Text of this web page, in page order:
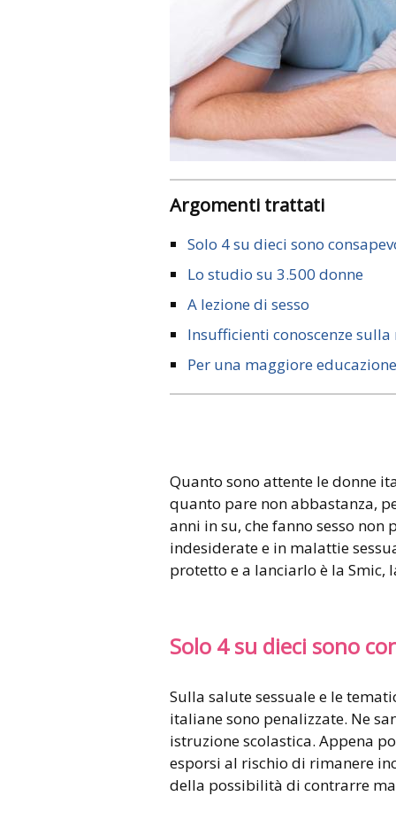
Argomenti trattati
Solo 4 su dieci sono
Lo studio su 3.500 donne
A lezione di sesso
Insufficienti conoscenze
Per una maggiore
Quanto sono attente le donne
quanto pare non abbastanza,
anni in su, che fanno sesso
indesiderate e in malattie
protetto e a lanciarlo è la Smic,
Solo 4 su dieci sono
Sulla salute sessuale e le
italiane sono penalizzate. Ne
istruzione scolastica. Appena
esporsi al rischio di rimanere
della possibilità di contrarre